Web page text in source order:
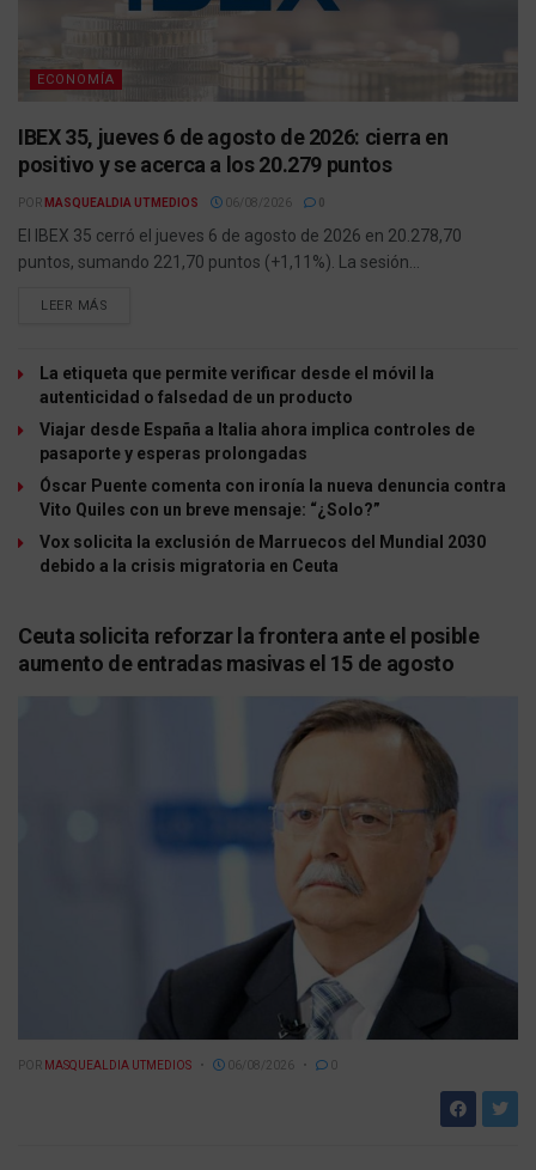
ECONOMÍA
IBEX 35, jueves 6 de agosto de 2026: cierra en
positivo y se acerca a los 20.279 puntos
POR MASQUEALDIA UTMEDIOS 06/08/2026
El IBEX 35 cerró el jueves 6 de agosto de 2026 en 20.278,70
puntos, sumando 221,70 puntos (+1,11%). La sesión...
LEER MÁS
La etiqueta que permite verificar desde el móvil la
autenticidad o falsedad de un producto
Viajar desde España a Italia ahora implica controles de
pasaporte y esperas prolongadas
Óscar Puente comenta con ironía la nueva denuncia contra
Vito Quiles con un breve mensaje: “¿Solo?”
Vox solicita la exclusión de Marruecos del Mundial 2030
debido a la crisis migratoria en Ceuta
Ceuta solicita reforzar la frontera ante el posible
aumento de entradas masivas el 15 de agosto
POR MASQUEALDIA UTMEDIOS 06/08/2026 0